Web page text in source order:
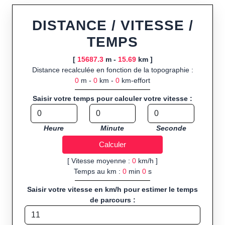
Fonctionnalités principales :tracé interactif point par point
ou import de fichier GPX, calcul instantané de la distance
(ajustée à la topographie), de la vitesse et du temps estimé,
profil d’élévation avec options de lissage, export en trace GPX,
route GPX, KML (plat ou relief) et TCX, ainsi que calculs
intégrés de calories dépensées, de VO₂max/VMA et d’IMC.
strong> sportifs de loisir et compétiteurs
préparant entraînements et parcours, organisateurs
d’événements partageant leurs itinéraires, et utilisateurs de
GPS souhaitant charger leurs trajets à l’avance.
Sports et activités disponibles :
Footing (jogging), course à
pied, cyclisme (vélo), VTT, randonnée, roller et équitation.
DISTANCE / VITESSE /
TEMPS
[ 15687.3m - 15.69km ]
Distance recalculée en fonction de la topographie :
0 m - 0 km - 0 km-effort
Saisir votre temps pour calculer votre vitesse :
Heure Minute Seconde
[ Vitesse moyenne : 0 km/h ]
Temps au km : 0min 0s
Saisir votre vitesse en km/h pour estimer le temps
de parcours :